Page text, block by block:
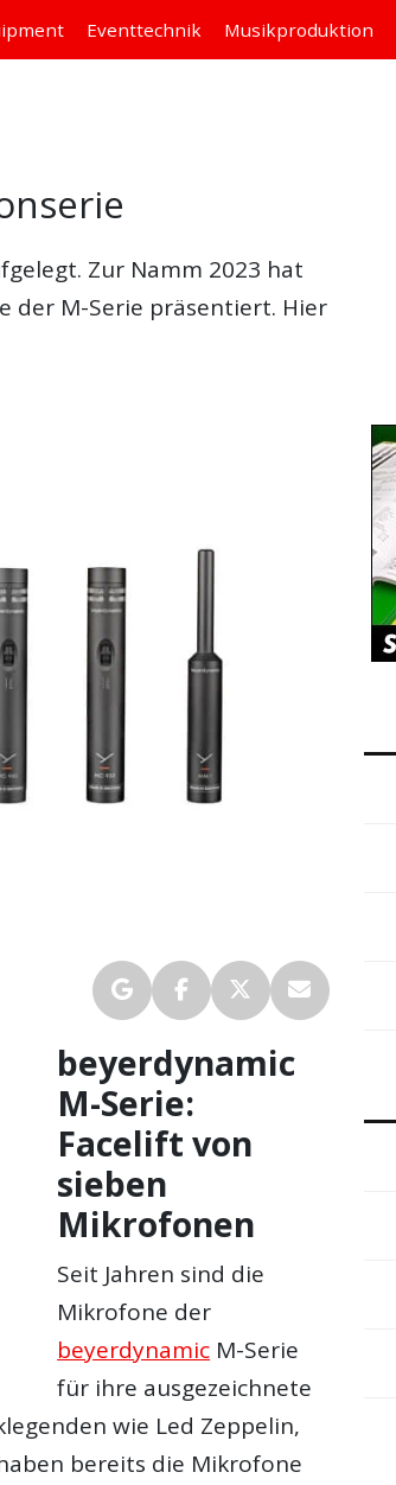
Eventtechnik Musikproduktion
Zur Namm 2023 hat
der M-Serie präsentiert. Hier
beyerdynamic
M-Serie:
Facelift von
sieben
Mikrofonen
Seit Jahren sind die
Mikrofone der
beyerdynamic M-Serie
für ihre ausgezeichnete
wie Led Zeppelin,
bereits die Mikrofone